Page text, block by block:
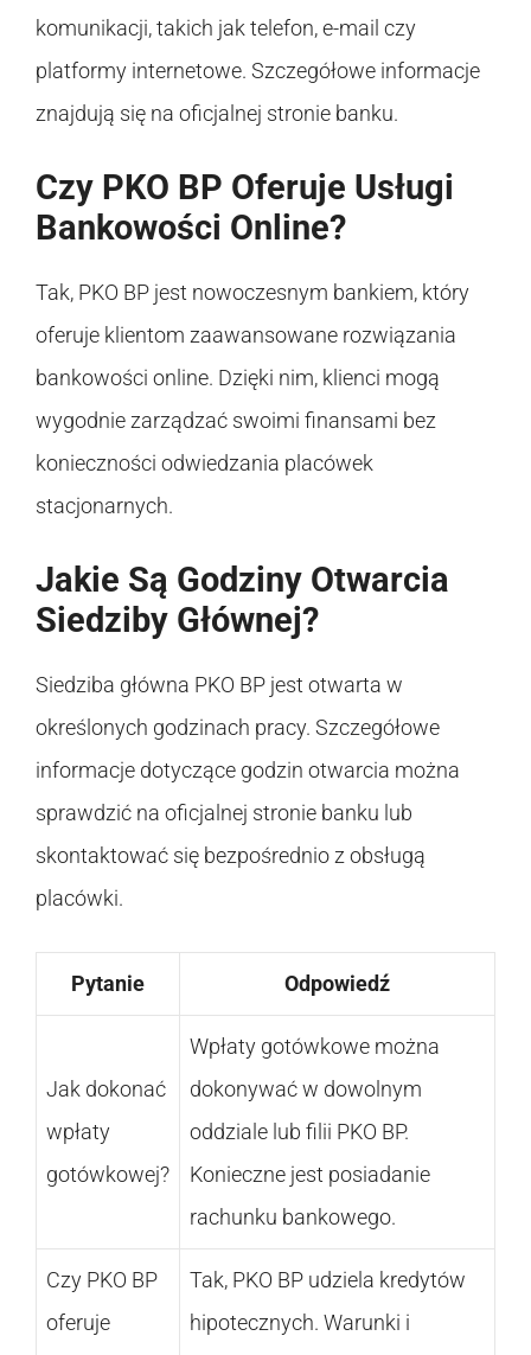
komunikacji, takich jak telefon, e-mail czy
platformy internetowe. Szczegółowe informacje
znajdują się na oficjalnej stronie banku.
Czy PKO BP Oferuje Usługi
Bankowości Online?
Tak, PKO BP jest nowoczesnym bankiem, który
oferuje klientom zaawansowane rozwiązania
bankowości online. Dzięki nim, klienci mogą
wygodnie zarządzać swoimi finansami bez
konieczności odwiedzania placówek
stacjonarnych.
Jakie Są Godziny Otwarcia
Siedziby Głównej?
Siedziba główna PKO BP jest otwarta w
określonych godzinach pracy. Szczegółowe
informacje dotyczące godzin otwarcia można
sprawdzić na oficjalnej stronie banku lub
skontaktować się bezpośrednio z obsługą
placówki.
Pytanie Odpowiedź
Jak dokonać
wpłaty
gotówkowej?
Wpłaty gotówkowe można
dokonywać w dowolnym
oddziale lub filii PKO BP.
Konieczne jest posiadanie
rachunku bankowego.
Czy PKO BP
oferuje
Tak, PKO BP udziela kredytów
hipotecznych. Warunki i